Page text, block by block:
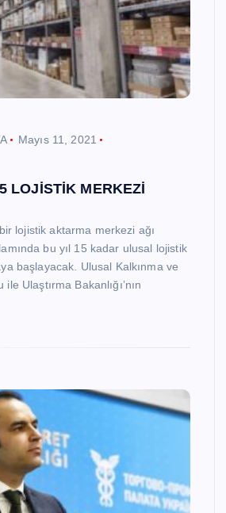
Mayıs 11, 2021
LOJİSTİK MERKEZİ
lojistik aktarma merkezi ağı
bu yıl 15 kadar ulusal lojistik
başlayacak. Ulusal Kalkınma ve
Ulaştırma Bakanlığı’nın